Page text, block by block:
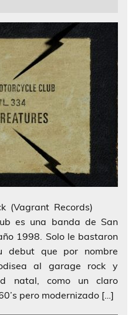
(Vagrant Records)
es una banda de San
1998. Solo le bastaron
debut que por nombre
odisea al garage rock y
natal, como un claro
pero modernizado […]